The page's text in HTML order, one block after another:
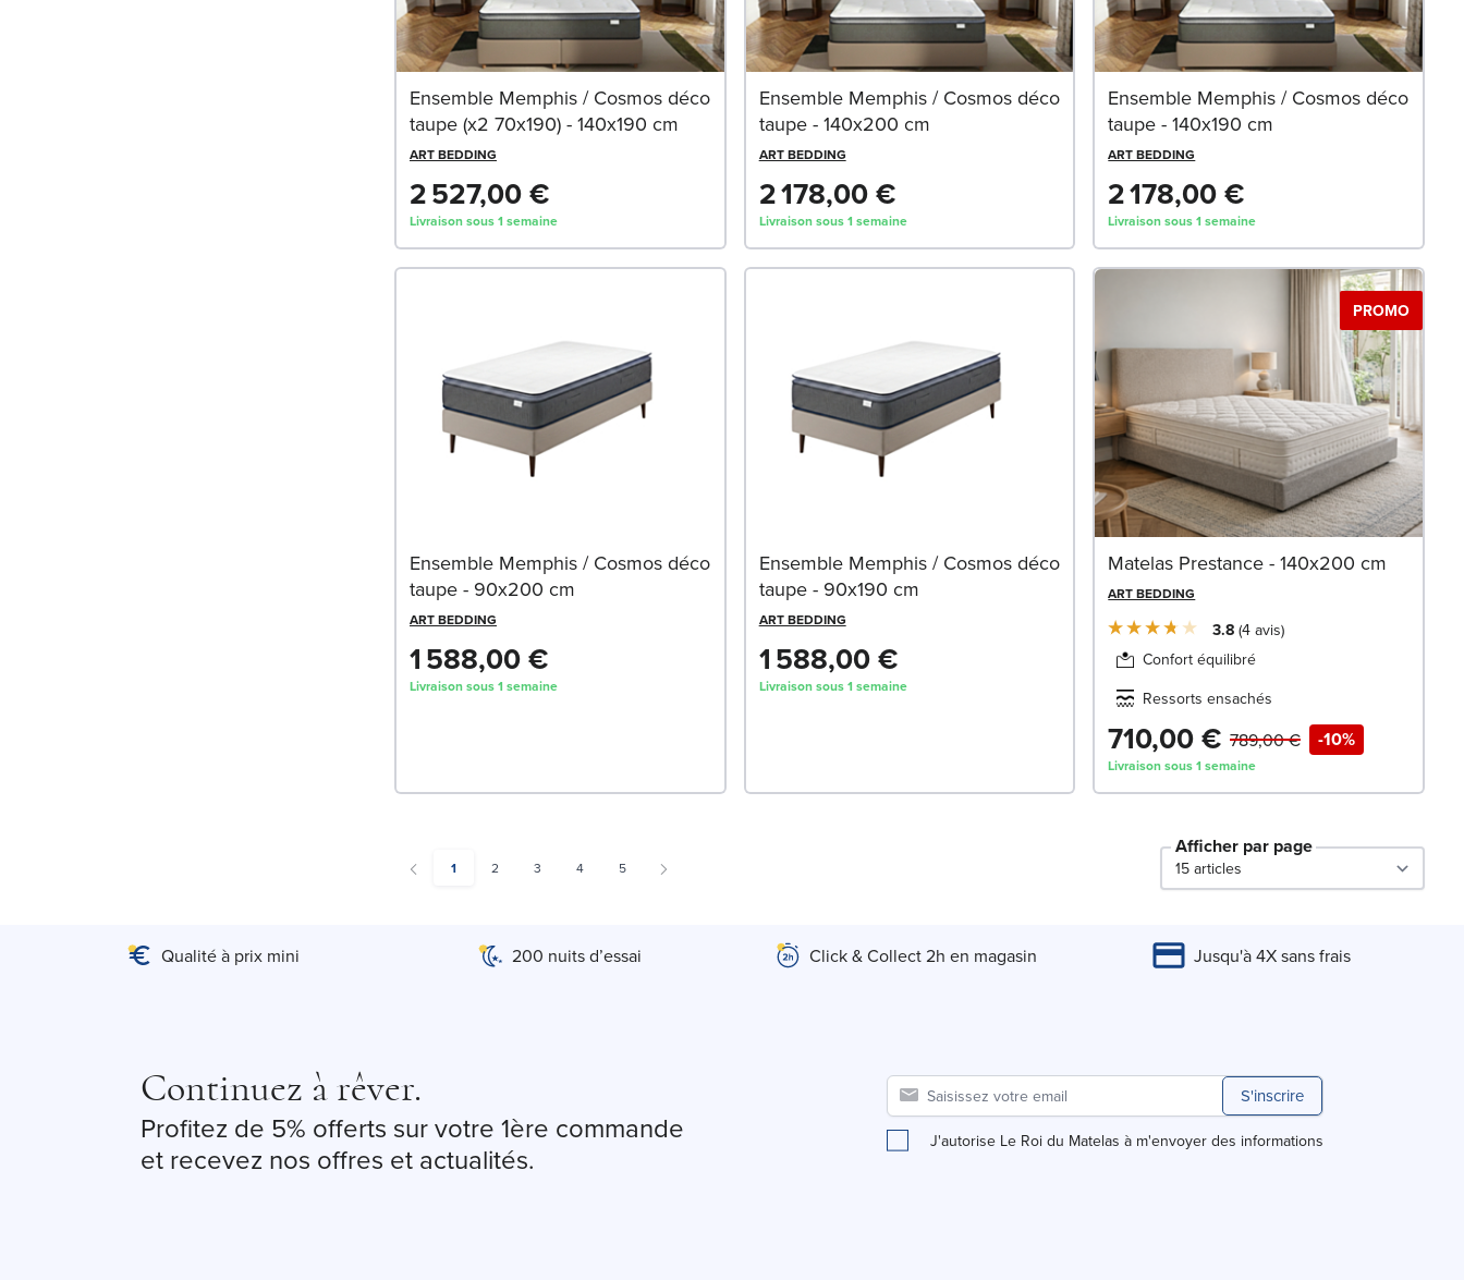
Ensemble Memphis / Cosmos déco
taupe (x2 70x190) - 140x190 cm
ART BEDDING
2 527,00 €
Livraison sous 1 semaine
Ensemble Memphis / Cosmos déco
taupe - 140x200 cm
ART BEDDING
2 178,00 €
Livraison sous 1 semaine
Ensemble Memphis / Cosmos déco
taupe - 140x190 cm
ART BEDDING
2 178,00 €
Livraison sous 1 semaine
Ensemble Memphis / Cosmos déco
taupe - 90x200 cm
ART BEDDING
1 588,00 €
Livraison sous 1 semaine
Ensemble Memphis / Cosmos déco
taupe - 90x190 cm
ART BEDDING
1 588,00 €
Livraison sous 1 semaine
PROMO
Matelas Prestance - 140x200 cm
ART BEDDING
3.8 4avis
Confort équilibré
Ressorts ensachés
710,00 € -10%
789,00 €
Livraison sous 1 semaine
You're currently reading page
1 Page
2 Page
3 Page
4 Page
5
Afficher par page
Qualité à prix mini 200 nuits d’essai Click & Collect 2h en magasin Jusqu'à 4X sans frais
Continuez à rêver.
Profitez de 5% offerts sur votre 1ère commande
et recevez nos offres et actualités.
S'inscrire
J'autorise Le Roi du Matelas à m'envoyer des informations